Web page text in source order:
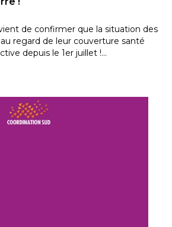
de confirmer que la situation des
regard de leur couverture santé
depuis le 1er juillet !…